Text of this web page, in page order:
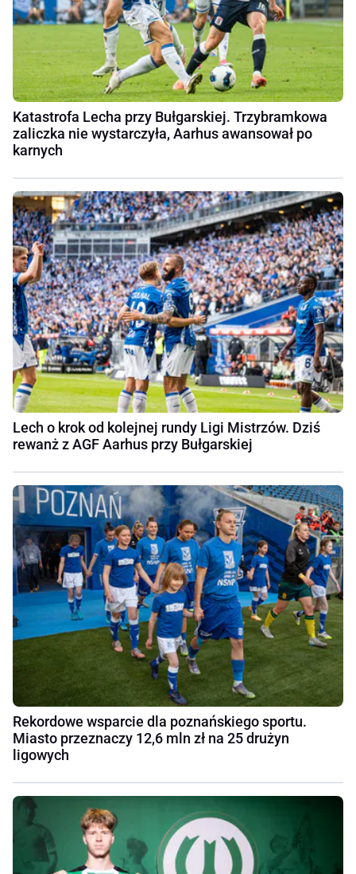
Katastrofa Lecha przy Bułgarskiej. Trzybramkowa
zaliczka nie wystarczyła, Aarhus awansował po
karnych
Lech o krok od kolejnej rundy Ligi Mistrzów. Dziś
rewanż z AGF Aarhus przy Bułgarskiej
Rekordowe wsparcie dla poznańskiego sportu.
Miasto przeznaczy 12,6 mln zł na 25 drużyn
ligowych